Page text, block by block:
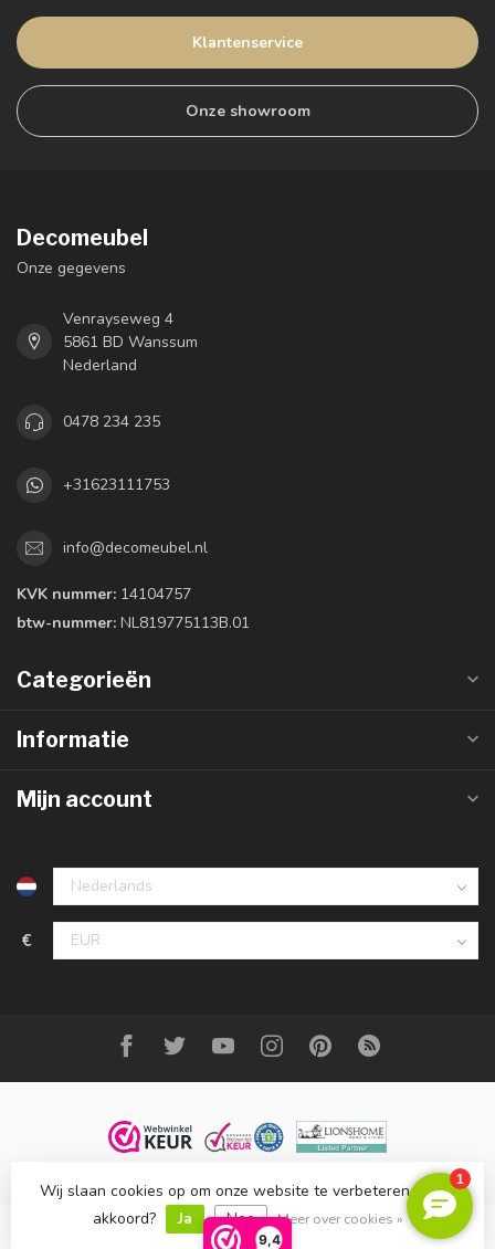
9,4€995,00
Klantenservice
Onze showroom
Decomeubel
Onze gegevens
Venrayseweg 4
5861 BD Wanssum
Nederland
0478 234 235
+31623111753
info@decomeubel.nl
KVK nummer: 14104757
btw-nummer: NL819775113B.01
Categorieën
Informatie
Mijn account
€
© Copyright 2023 DecoMeubel ®
Wij slaan cookies op om onze website te verbeteren. Is dat
akkoord?
Ja Nee Meer over cookies »